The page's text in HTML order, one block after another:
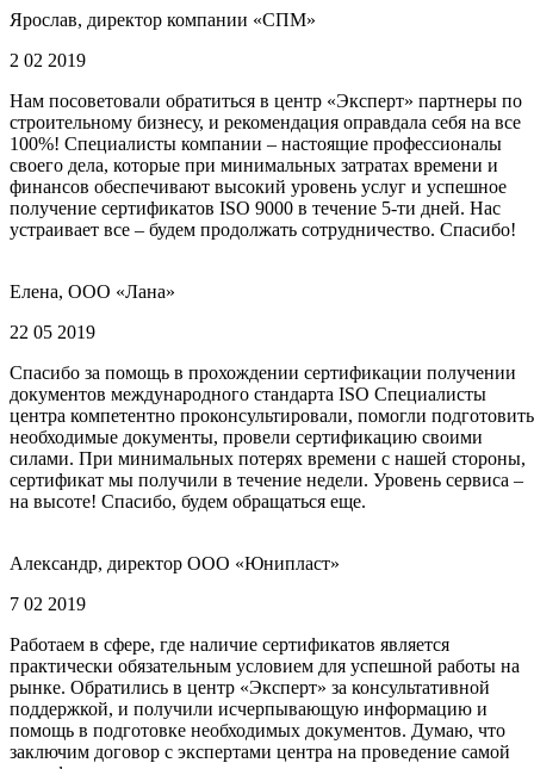
Ярослав, директор компании «СПМ»
2 02 2019
Нам посоветовали обратиться в центр «Эксперт» партнеры по
строительному бизнесу, и рекомендация оправдала себя на все
100%! Специалисты компании – настоящие профессионалы
своего дела, которые при минимальных затратах времени и
финансов обеспечивают высокий уровень услуг и успешное
получение сертификатов ISO 9000 в течение 5-ти дней. Нас
устраивает все – будем продолжать сотрудничество. Спасибо!
Елена, ООО «Лана»
22 05 2019
Спасибо за помощь в прохождении сертификации получении
документов международного стандарта ISO Специалисты
центра компетентно проконсультировали, помогли подготовить
необходимые документы, провели сертификацию своими
силами. При минимальных потерях времени с нашей стороны,
сертификат мы получили в течение недели. Уровень сервиса –
на высоте! Спасибо, будем обращаться еще.
Александр, директор ООО «Юнипласт»
7 02 2019
Работаем в сфере, где наличие сертификатов является
практически обязательным условием для успешной работы на
рынке. Обратились в центр «Эксперт» за консультативной
поддержкой, и получили исчерпывающую информацию и
помощь в подготовке необходимых документов. Думаю, что
заключим договор с экспертами центра на проведение самой